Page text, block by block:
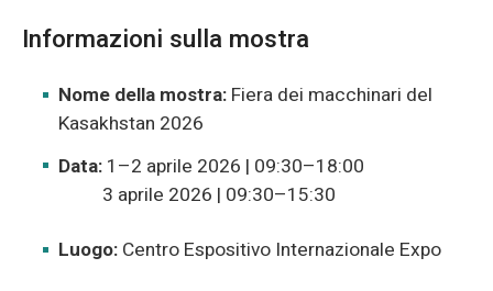
Informazioni sulla mostra
Nome della mostra: Fiera dei macchinari del
Kasakhstan 2026
Data: 1–2 aprile 2026 | 09:30–18:00
3 aprile 2026 | 09:30–15:30
Luogo: Centro Espositivo Internazionale Expo